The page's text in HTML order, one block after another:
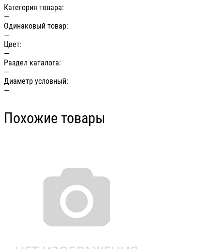
Категория товара:
—
Одинаковый товар:
—
Цвет:
—
Раздел каталога:
—
Диаметр условный:
—
Похожие товары